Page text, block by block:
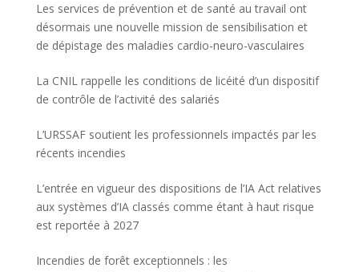
Les services de prévention et de santé au travail ont
désormais une nouvelle mission de sensibilisation et
de dépistage des maladies cardio-neuro-vasculaires
La CNIL rappelle les conditions de licéité d’un dispositif
de contrôle de l’activité des salariés
L’URSSAF soutient les professionnels impactés par les
récents incendies
L’entrée en vigueur des dispositions de l’IA Act relatives
aux systèmes d’IA classés comme étant à haut risque
est reportée à 2027
Incendies de forêt exceptionnels : les